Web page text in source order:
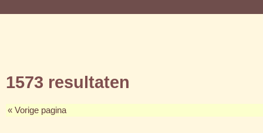
1573 resultaten
« Vorige pagina